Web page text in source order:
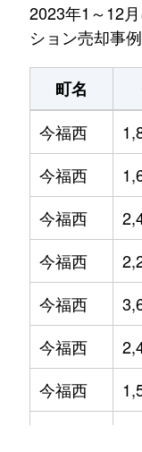
2023年1～12
ション売却事例
町名
今福西
今福西
今福西
今福西
今福西
今福西
今福西